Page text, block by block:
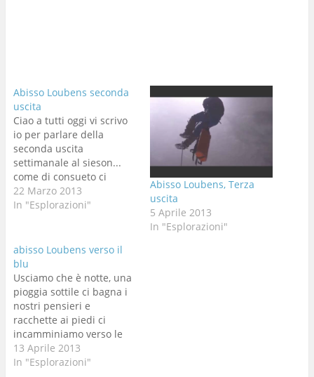
Abisso Loubens seconda
uscita
Ciao a tutti oggi vi scrivo
io per parlare della
seconda uscita
settimanale al sieson...
come di consueto ci
troviamo alle ore 14
davanti la cooperativa
macchina di claudio
destinazione " Territorio
CIMBRO".Bene arrivati a
campolongo ci vestiamo
prepariamo i sacchi con…
22 Marzo 2013
In "Esplorazioni"
Abisso Loubens, Terza
uscita
5 Aprile 2013
In "Esplorazioni"
abisso Loubens verso il
blu
Usciamo che è notte, una
pioggia sottile ci bagna i
nostri pensieri e
racchette ai piedi ci
incamminiamo verso le
macchine..........Mi attardo
come al solito, forse ho
13 Aprile 2013
In "Esplorazioni"